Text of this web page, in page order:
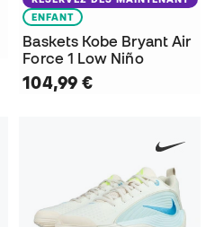
ENFANT
Baskets Kobe Bryant Air
Force 1 Low Niño
104,99 €